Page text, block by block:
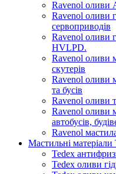
Ravenol оливи
Ravenol оливи
сервоприводів
Ravenol оливи
HVLPD.
Ravenol оливи
скутерів
Ravenol оливи
та бусів
Ravenol оливи
Ravenol оливи
автобусів,
Ravenol
Мастильні матеріали
Tedex
Tedex оливи